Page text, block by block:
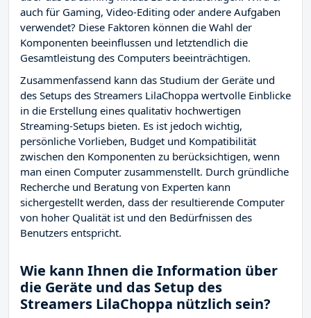
auch für Gaming, Video-Editing oder andere Aufgaben
verwendet? Diese Faktoren können die Wahl der
Komponenten beeinflussen und letztendlich die
Gesamtleistung des Computers beeinträchtigen.
Zusammenfassend kann das Studium der Geräte und
des Setups des Streamers LilaChoppa wertvolle Einblicke
in die Erstellung eines qualitativ hochwertigen
Streaming-Setups bieten. Es ist jedoch wichtig,
persönliche Vorlieben, Budget und Kompatibilität
zwischen den Komponenten zu berücksichtigen, wenn
man einen Computer zusammenstellt. Durch gründliche
Recherche und Beratung von Experten kann
sichergestellt werden, dass der resultierende Computer
von hoher Qualität ist und den Bedürfnissen des
Benutzers entspricht.
Wie kann Ihnen die Information über
die Geräte und das Setup des
Streamers LilaChoppa nützlich sein?